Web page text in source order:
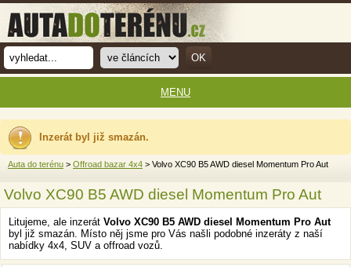
Inzerát byl již smazán.
Auta do terénu > Offroad bazar 4x4 > Volvo XC90 B5 AWD diesel Momentum Pro Aut
Volvo XC90 B5 AWD diesel Momentum Pro Aut
Litujeme, ale inzerát Volvo XC90 B5 AWD diesel Momentum Pro Aut
byl již smazán. Místo něj jsme pro Vás našli podobné inzeráty z naší
nabídky 4x4, SUV a offroad vozů.
MENU